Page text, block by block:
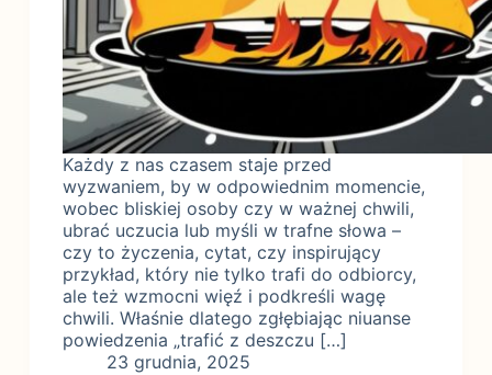
Każdy z nas czasem staje przed
wyzwaniem, by w odpowiednim momencie,
wobec bliskiej osoby czy w ważnej chwili,
ubrać uczucia lub myśli w trafne słowa –
czy to życzenia, cytat, czy inspirujący
przykład, który nie tylko trafi do odbiorcy,
ale też wzmocni więź i podkreśli wagę
chwili. Właśnie dlatego zgłębiając niuanse
powiedzenia „trafić z deszczu […]
23 grudnia, 2025